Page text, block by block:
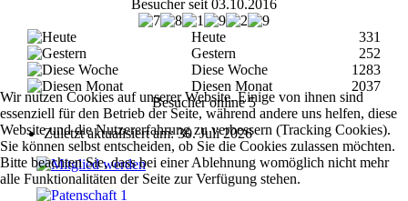
Besucher seit 03.10.2016
Heute
331
Gestern
252
Diese Woche
1283
Diesen Monat
2037
Besucher online 5
Zuletzt aktualisiert am: 30. Juli 2026
Wir nutzen Cookies auf unserer Website. Einige von ihnen sind
essenziell für den Betrieb der Seite, während andere uns helfen, diese
Website und die Nutzererfahrung zu verbessern (Tracking Cookies).
Sie können selbst entscheiden, ob Sie die Cookies zulassen möchten.
Bitte beachten Sie, dass bei einer Ablehnung womöglich nicht mehr
alle Funktionalitäten der Seite zur Verfügung stehen.